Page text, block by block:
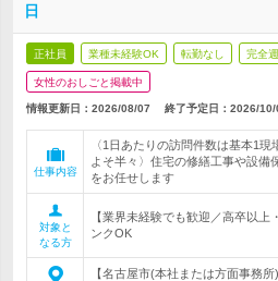
日
正社員 業種未経験OK 転勤なし 完全
女性のおしごと掲載中
情報更新日：2026/08/07 終了予定日： 2026/10/
仕事内容
〈1日あたりの訪問件数は基本1
よそ半々〉住宅の修繕工事や設備
をお任せします
対象と
なる方
【業界未経験でも歓迎／高卒以
ンクOK
【名古屋市(本社または方面事務